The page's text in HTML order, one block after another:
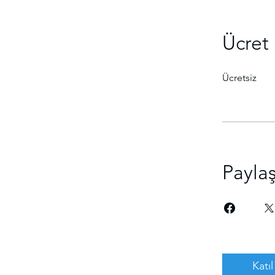
Ücret
Ücretsiz
Katıl